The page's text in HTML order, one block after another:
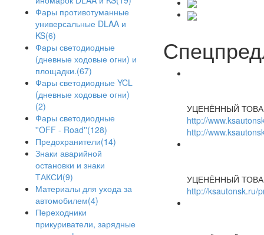
Фары противотуманные
универсальные DLAA и
KS(6)
Фары светодиодные
(дневные ходовые огни) и
площадки.(67)
Фары светодиодные YCL
(дневные ходовые огни)
(2)
Фары светодиодные
''OFF - Road''(128)
Предохранители(14)
Знаки аварийной
остановки и знаки
ТАКСИ(9)
Материалы для ухода за
автомобилем(4)
Переходники
прикуриватели, зарядные
УЦЕНЁННЫЙ
http://
http://
УЦЕНЁННЫЙ
http://ksautonsk.ru/